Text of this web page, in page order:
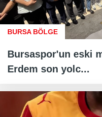
BURSA BÖLGE
Bursaspor'un eski
Erdem son yolc...